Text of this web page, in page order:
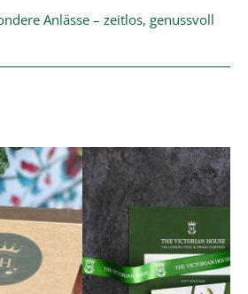
Anlässe – zeitlos, genussvoll